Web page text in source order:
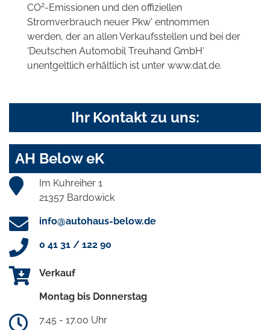
CO2-Emissionen und den offiziellen
Stromverbrauch neuer Pkw' entnommen
werden, der an allen Verkaufsstellen und bei der
'Deutschen Automobil Treuhand GmbH'
unentgeltlich erhältlich ist unter www.dat.de.
Ihr Kontakt zu uns:
AH Below eK
Im Kuhreiher 1
21357 Bardowick
info@autohaus-below.de
0 41 31 / 122 90
Verkauf
Montag bis Donnerstag
7.45 - 17.00 Uhr